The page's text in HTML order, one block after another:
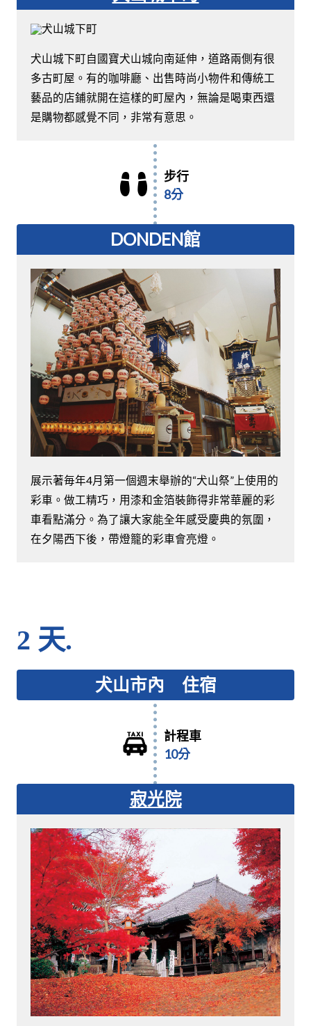
犬山城下町自國寶犬山城向南延伸，道路兩側有很
多古町屋。有的咖啡廳、出售時尚小物件和傳統工
藝品的店鋪就開在這樣的町屋內，無論是喝東西還
是購物都感覺不同，非常有意思。
步行
8分
DONDEN館
展示著毎年4月第一個週末舉辦的“犬山祭”上使用的
彩車。做工精巧，用漆和金箔裝飾得非常華麗的彩
車看點滿分。為了讓大家能全年感受慶典的氛圍，
在夕陽西下後，帶燈籠的彩車會亮燈。
2 天.
犬山市內 住宿
計程車
10分
寂光院